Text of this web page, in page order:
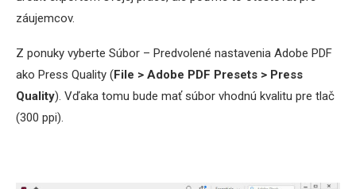
záujemcov.
Z ponuky vyberte Súbor – Predvolené nastavenia Adobe PDF
ako Press Quality (File > Adobe PDF Presets > Press
Quality). Vďaka tomu bude mať súbor vhodnú kvalitu pre tlač
(300 ppi).